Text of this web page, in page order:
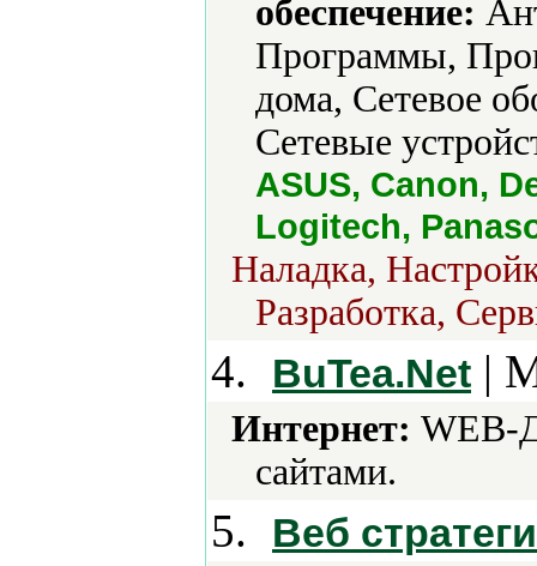
обеспечение:
Программы,
дома, Сетевое
Сетевые
ASUS, Canon,
Logitech,
Наладка,
Разработка,
4. BuTea.Net |
Интернет: WEB-
сайтами.
5. Веб